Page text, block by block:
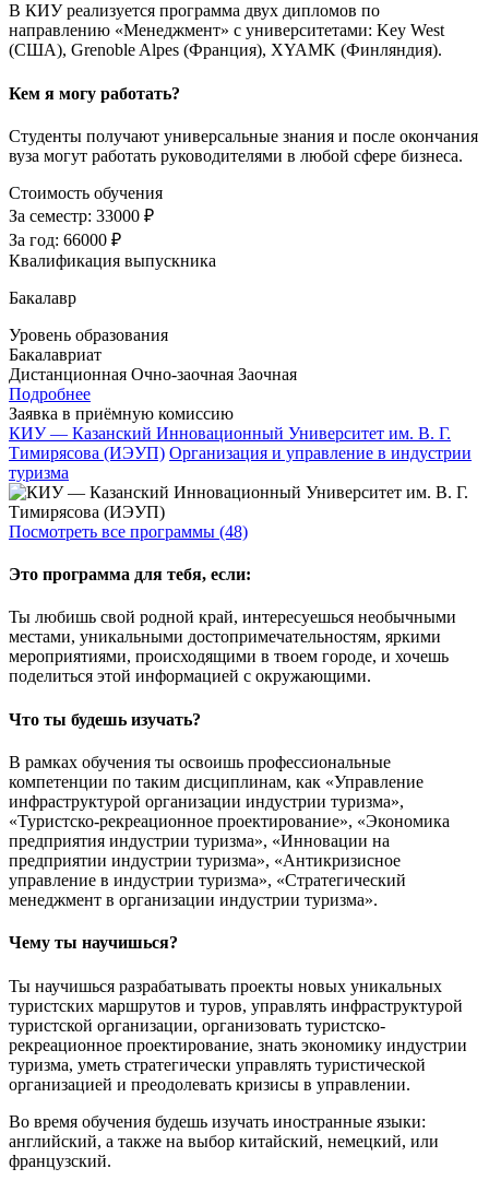
В КИУ реализуется программа двух дипломов по
направлению «Менеджмент» с университетами: Key West
(США), Grenoble Alpes (Франция), XYAMK (Финляндия).
Кем я могу работать?
Студенты получают универсальные знания и после окончания
вуза могут работать руководителями в любой сфере бизнеса.
Стоимость обучения
За семестр: 33000 ₽
За год: 66000 ₽
Квалификация выпускника
Бакалавр
Уровень образования
Бакалавриат
Дистанционная Очно-заочная Заочная
Подробнее
Заявка в приёмную комиссию
КИУ — Казанский Инновационный Университет им. В. Г.
Тимирясова (ИЭУП) Организация и управление в индустрии
туризма
Посмотреть все программы (48)
Это программа для тебя, если:
Ты любишь свой родной край, интересуешься необычными
местами, уникальными достопримечательностям, яркими
мероприятиями, происходящими в твоем городе, и хочешь
поделиться этой информацией с окружающими.
Что ты будешь изучать?
В рамках обучения ты освоишь профессиональные
компетенции по таким дисциплинам, как «Управление
инфраструктурой организации индустрии туризма»,
«Туристско-рекреационное проектирование», «Экономика
предприятия индустрии туризма», «Инновации на
предприятии индустрии туризма», «Антикризисное
управление в индустрии туризма», «Стратегический
менеджмент в организации индустрии туризма».
Чему ты научишься?
Ты научишься разрабатывать проекты новых уникальных
туристских маршрутов и туров, управлять инфраструктурой
туристской организации, организовать туристско-
рекреационное проектирование, знать экономику индустрии
туризма, уметь стратегически управлять туристической
организацией и преодолевать кризисы в управлении.
Во время обучения будешь изучать иностранные языки:
английский, а также на выбор китайский, немецкий, или
французский.